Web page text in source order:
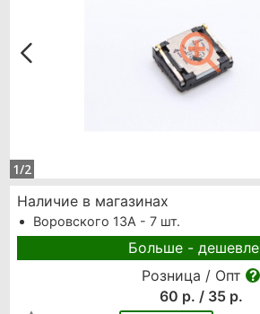
1/2
Наличие в магазинах
Воровского 13А - 7 шт.
Больше - дешевле
Розница / Опт
60 р. / 35 р.